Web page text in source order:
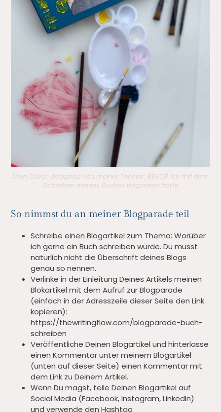
Mein Cover, designed von meiner Tochter, BEVOR ich mit dem
Schreiben meines Buches begonnen hatte
So nimmst du an meiner Blogparade teil
Schreibe einen Blogartikel zum Thema: Worüber
ich gerne ein Buch schreiben würde. Du musst
natürlich nicht die Überschrift deines Blogs
genau so nennen.
Verlinke in der Einleitung Deines Artikels meinen
Blokartikel mit dem Aufruf zur Blogparade
(einfach in der Adresszeile dieser Seite den Link
kopieren):
https://thewritingflow.com/blogparade-buch-
schreiben
Veröffentliche Deinen Blogartikel und hinterlasse
einen Kommentar unter meinem Blogartikel
(unten auf dieser Seite) einen Kommentar mit
dem Link zu Deinem Artikel.
Wenn Du magst, teile Deinen Blogartikel auf
Social Media (Facebook, Instagram, LinkedIn)
und verwende den Hashtag